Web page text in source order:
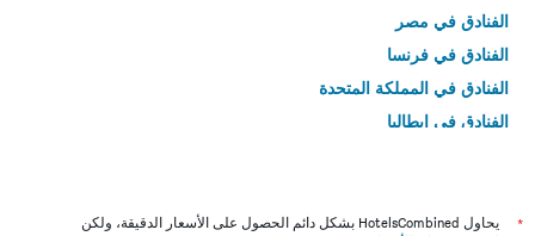
الفنادق في مصر
الفنادق في فرنسا
الفنادق في المملكة المتحدة
الفنادق في إيطاليا
*
يحاول HotelsCombined بشكل دائم الحصول على الأسعار الدقيقة، ولكن